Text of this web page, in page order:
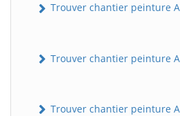
Trouver chantier peinture
Trouver chantier peinture
Trouver chantier peinture